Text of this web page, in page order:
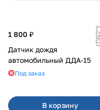
1 800 ₽
Датчик дождя
автомобильный ДДА-15
Под заказ
В корзину